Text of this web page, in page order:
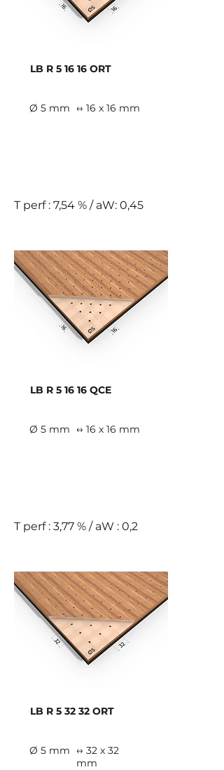
LB R 5 16 16 ORT
Ø 5 mm ↔ 16 x 16 mm
T perf : 7,54 % / aW: 0,45
LB R 5 16 16 QCE
Ø 5 mm ↔ 16 x 16 mm
T perf : 3,77 % / aW : 0,2
LB R 5 32 32 ORT
Ø 5 mm ↔ 32 x 32
mm